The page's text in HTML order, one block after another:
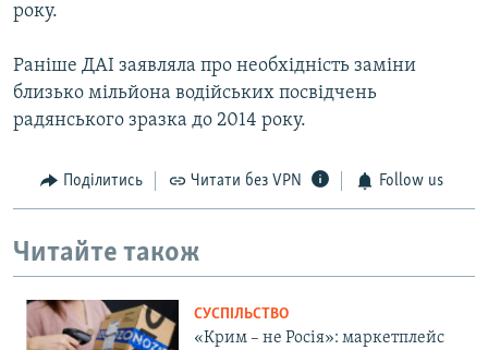
року.
Раніше ДАІ заявляла про необхідність заміни
близько мільйона водійських посвідчень
радянського зразка до 2014 року.
Поділитись Читати без VPN Follow us
Читайте також
СУСПІЛЬСТВО
«Крим – не Росія»: маркетплейс